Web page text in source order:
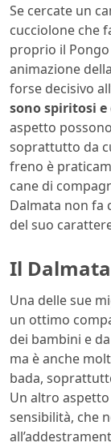
Se cercate un
cucciolone che
proprio il
animazione
forse decisivo
sono spiritosi
aspetto
soprattutto da
freno è
cane di
Dalmata non fa
del suo
Il
Una delle sue
un ottimo
dei bambini e
ma è anche
bada,
Un altro
sensibilità, che